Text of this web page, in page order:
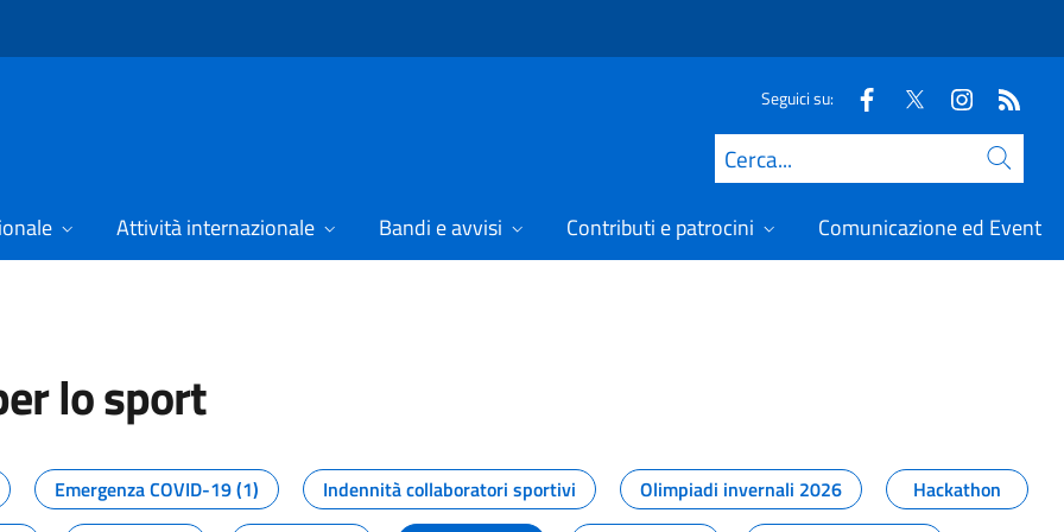
Seguici su:
Cerca
Attività internazionale Bandi e avvisi Contributi e patrocini Comunicazione ed Eventi
lo sport
dal Dipartimento per lo sport
Emergenza COVID-19 (1) Indennità collaboratori sportivi Olimpiadi invernali 2026
Hackathon